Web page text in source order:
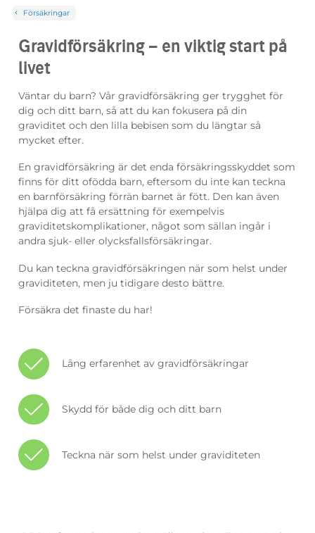
Försäkringar
Gravidförsäkring – en viktig start på
livet
Väntar du barn? Vår gravidförsäkring ger trygghet för
dig och ditt barn, så att du kan fokusera på din
graviditet och den lilla bebisen som du längtar så
mycket efter.
En gravidförsäkring är det enda försäkringsskyddet som
finns för ditt ofödda barn, eftersom du inte kan teckna
en barnförsäkring förrän barnet är fött. Den kan även
hjälpa dig att få ersättning för exempelvis
graviditetskomplikationer, något som sällan ingår i
andra sjuk- eller olycksfallsförsäkringar.
Du kan teckna gravidförsäkringen när som helst under
graviditeten, men ju tidigare desto bättre.
Försäkra det finaste du har!
Lång erfarenhet av gravidförsäkringar
Skydd för både dig och ditt barn
Teckna när som helst under graviditeten